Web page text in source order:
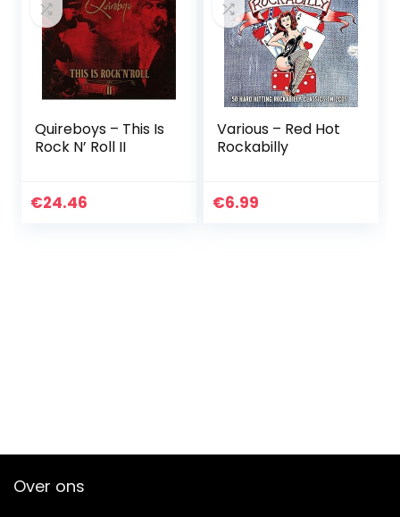
Quireboys – This Is
Rock N’ Roll II
€24.46
Various – Red Hot
Rockabilly
€6.99
Over ons